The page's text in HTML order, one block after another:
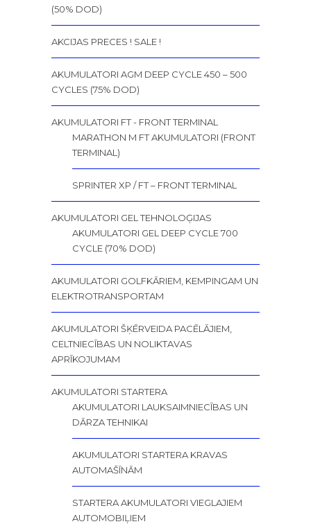
(50% DOD)
AKCIJAS PRECES ! SALE !
AKUMULATORI AGM DEEP CYCLE 450 – 500
CYCLES (75% DOD)
AKUMULATORI FT - FRONT TERMINAL
MARATHON M FT AKUMULATORI (FRONT
TERMINAL)
SPRINTER XP / FT – FRONT TERMINAL
AKUMULATORI GEL TEHNOLOĢIJAS
AKUMULATORI GEL DEEP CYCLE 700
CYCLE (70% DOD)
AKUMULATORI GOLFKĀRIEM, KEMPINGAM UN
ELEKTROTRANSPORTAM
AKUMULATORI ŠĶĒRVEIDA PACĒLĀJIEM,
CELTNIECĪBAS UN NOLIKTAVAS
APRĪKOJUMAM
AKUMULATORI STARTERA
AKUMULATORI LAUKSAIMNIECĪBAS UN
DĀRZA TEHNIKAI
AKUMULATORI STARTERA KRAVAS
AUTOMAŠĪNĀM
STARTERA AKUMULATORI VIEGLAJIEM
AUTOMOBIĻIEM